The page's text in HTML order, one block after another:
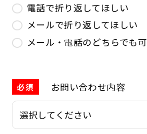
電話で折り返してほしい
メールで折り返してほしい
メール・電話のどちらでも可
必須 お問い合わせ内容